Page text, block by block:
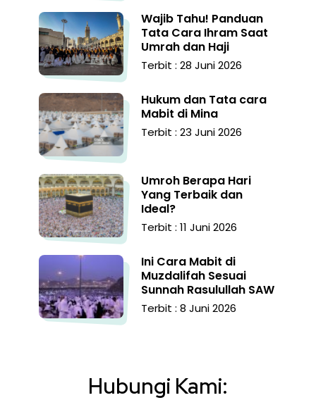
Wajib Tahu! Panduan
Tata Cara Ihram Saat
Umrah dan Haji
Terbit : 28 Juni 2026
Hukum dan Tata cara
Mabit di Mina
Terbit : 23 Juni 2026
Umroh Berapa Hari
Yang Terbaik dan
Ideal?
Terbit : 11 Juni 2026
Ini Cara Mabit di
Muzdalifah Sesuai
Sunnah Rasulullah SAW
Terbit : 8 Juni 2026
Hubungi Kami: